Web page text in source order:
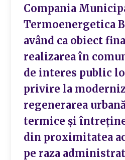
Compania
Termoenergetica
având ca obiect
realizarea în
de interes public
privire la
regenerarea
termice și
din proximitatea
pe raza